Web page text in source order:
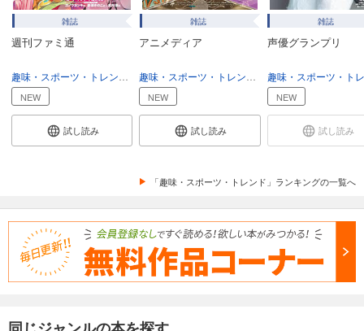
CAR and DRIVER 2024年10月号
カート
試し読み
あらすじを表示する
CAR and DRIVER 2024年9月号
980円 (税込)
あらすじを表示する
CAR and DRIVER 2024年8月号
980 円 (税込)
あらすじを表示する
雑誌
週刊ファミ通
趣味・生活
NEW
試し読み
雑誌
アニメディア
趣味・生活
NEW
試し読み
雑誌
声優グランプリ
NEW
試し読み
「趣味・スポーツ・トレンド」ランキングの一覧へ